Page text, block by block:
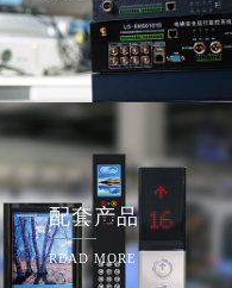
配套产品
READ MORE